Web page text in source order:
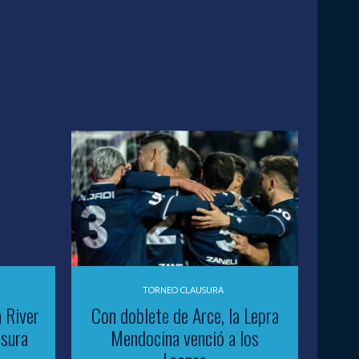
TORNEO CLAUSURA
Con doblete de Arce, la Lepra
Mendocina venció a los